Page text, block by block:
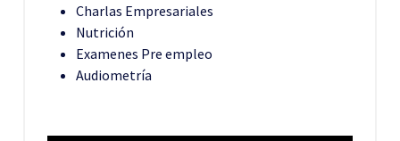
Charlas Empresariales
Nutrición
Examenes Pre empleo
Audiometría